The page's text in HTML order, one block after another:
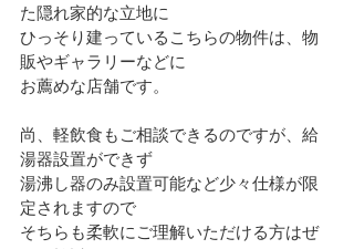
た隠れ家的な立地に
ひっそり建っているこちらの物件は、物
販やギャラリーなどに
お薦めな店舗です。
尚、軽飲食もご相談できるのですが、給
湯器設置ができず
湯沸し器のみ設置可能など少々仕様が限
定されますので
そちらも柔軟にご理解いただける方はぜ